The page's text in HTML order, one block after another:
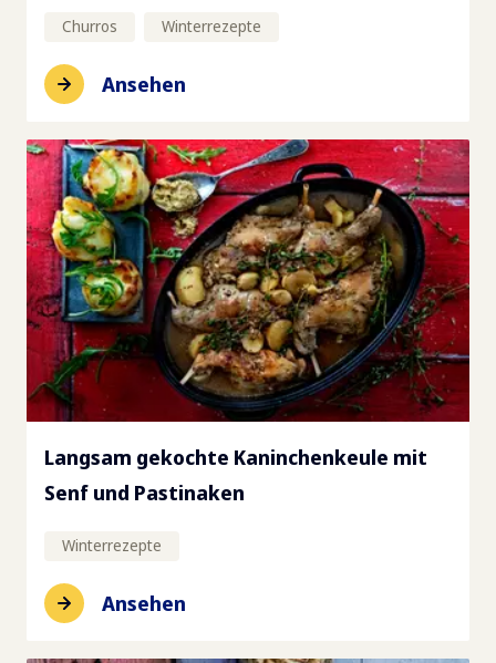
Churros Winterrezepte
Ansehen
Langsam gekochte Kaninchenkeule mit
Senf und Pastinaken
Winterrezepte
Ansehen